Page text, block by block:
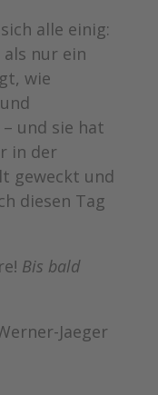
alle einig:
nur ein
wie
und sie hat
in der
geweckt und
diesen Tag
Bis bald
Jaeger